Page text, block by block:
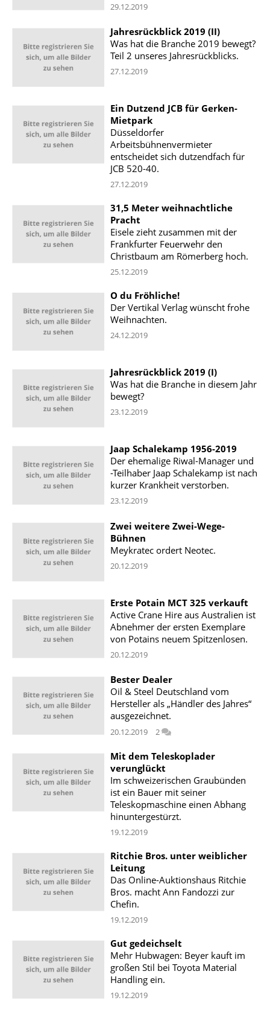
29.12.2019
Jahresrückblick 2019 (II)
Was hat die Branche 2019 bewegt?
Teil 2 unseres Jahresrückblicks.
27.12.2019
Ein Dutzend JCB für Gerken-
Mietpark
Düsseldorfer
Arbeitsbühnenvermieter
entscheidet sich dutzendfach für
JCB 520-40.
27.12.2019
31,5 Meter weihnachtliche
Pracht
Eisele zieht zusammen mit der
Frankfurter Feuerwehr den
Christbaum am Römerberg hoch.
25.12.2019
O du Fröhliche!
Der Vertikal Verlag wünscht frohe
Weihnachten.
24.12.2019
Jahresrückblick 2019 (I)
Was hat die Branche in diesem Jahr
bewegt?
23.12.2019
Jaap Schalekamp 1956-2019
Der ehemalige Riwal-Manager und
-Teilhaber Jaap Schalekamp ist nach
kurzer Krankheit verstorben.
23.12.2019
Zwei weitere Zwei-Wege-
Bühnen
Meykratec ordert Neotec.
20.12.2019
Erste Potain MCT 325 verkauft
Active Crane Hire aus Australien ist
Abnehmer der ersten Exemplare
von Potains neuem Spitzenlosen.
20.12.2019
Bester Dealer
Oil & Steel Deutschland vom
Hersteller als „Händler des Jahres“
ausgezeichnet.
20.12.2019 2
Mit dem Teleskoplader
verunglückt
Im schweizerischen Graubünden
ist ein Bauer mit seiner
Teleskopmaschine einen Abhang
hinuntergestürzt.
19.12.2019
Ritchie Bros. unter weiblicher
Leitung
Das Online-Auktionshaus Ritchie
Bros. macht Ann Fandozzi zur
Chefin.
19.12.2019
Gut gedeichselt
Mehr Hubwagen: Beyer kauft im
großen Stil bei Toyota Material
Handling ein.
19.12.2019